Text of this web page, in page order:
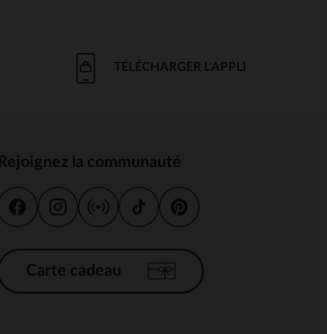
TÉLÉCHARGER L'APPLI
Rejoignez la communauté
Carte cadeau